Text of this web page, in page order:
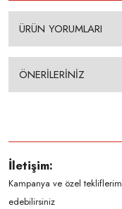
ÜRÜN YORUMLARI
ÖNERİLERİNİZ
İletişim:
Kampanya ve özel
edebilirsiniz